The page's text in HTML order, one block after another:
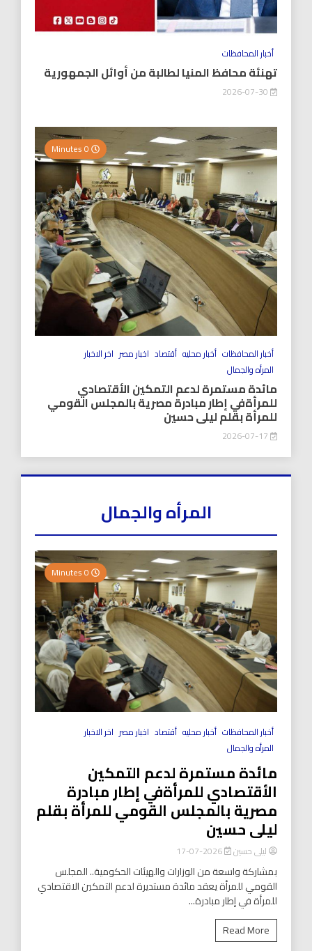
أخبار المحافظات
تهنئة محافظ المنيا لطالبة من أوائل الجمهورية
أخبار المحافظات أخبار محليه أقتصاد اخبار مصر اخر الاخبار
المرأه والجمال
مائدة مستمرة لدعم التمكين الأقتصادي
للمرأةفي إطار مبادرة مصرية بالمجلس القومي
للمرأة بقلم ليلى حسين
المرأه والجمال
أخبار المحافظات أخبار محليه أقتصاد اخبار مصر اخر الاخبار
المرأه والجمال
مائدة مستمرة لدعم التمكين
الأقتصادي للمرأةفي إطار مبادرة
مصرية بالمجلس القومي للمرأة بقلم
ليلى حسين
ليلى حسين 2026-07-17
بمشاركة واسعة من الوزارات والهيئات الحكومية.. المجلس
القومي للمرأة يعقد مائدة مستديرة لدعم التمكين الاقتصادي
للمرأة في إطار مبادرة...
Read More